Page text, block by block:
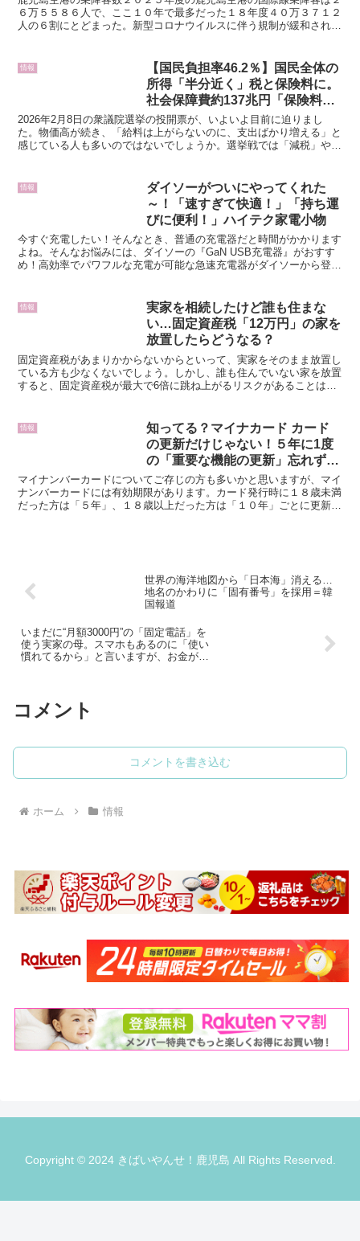
新する空港とコロナ前水準に戻ら
ない空港に二極化
６万５５８６人で、ここ１０年で最多だった１８年度４０万３７１２
人の６割にとどまった。新型コロナウイルスに伴う規制が緩和された
情報
【国民負担率46.2％】国民全体の
所得「半分近く」税と保険料に。
社会保障費約137兆円「保険料だ
け」で約82兆円を負担高齢者3割
社会「支える側」を増やしても追
いつかない現実
2026年2月8日の衆議院選挙の投開票が、いよいよ目前に迫りまし
た。物価高が続き、「給料は上がらないのに、支出ばかり増える」と
感じている人も多いのではないでしょうか。選挙戦では「減税」や
情報
ダイソーがついにやってくれた
～！「速すぎて快適！」「持ち運
びに便利！」ハイテク家電小物
今すぐ充電したい！そんなとき、普通の充電器だと時間がかかります
よね。そんなお悩みには、ダイソーの『GaN USB充電器』がおすす
め！高効率でパワフルな充電が可能な急速充電器がダイソーから登場
情報
実家を相続したけど誰も住まな
い…固定資産税「12万円」の家を
放置したらどうなる？
固定資産税があまりかからないからといって、実家をそのまま放置し
ている方も少なくないでしょう。しかし、誰も住んでいない家を放置
すると、固定資産税が最大で6倍に跳ね上がるリスクがあることはご
情報
知ってる？マイナカード カード
の更新だけじゃない！５年に1度
の「重要な機能の更新」忘れず
に！
マイナンバーカードについてご存じの方も多いかと思いますが、マイ
ナンバーカードには有効期限があります。カード発行時に１８歳未満
だった方は「５年」、１８歳以上だった方は「１０年」ごとに更新し
世界の海洋地図から「日本海」消える…
地名のかわりに「固有番号」を採用＝韓
国報道
いまだに“月額3000円”の「固定電話」を
使う実家の母。スマホもあるのに「使い
慣れてるから」と言いますが、お金がも
コメント
コメントを書き込む
ホーム 情報
Copyright © 2024 きばいやんせ！鹿児島 All Rights Reserved.